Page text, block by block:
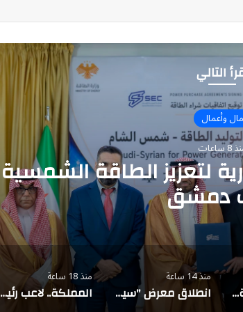
التالي
مال وأعمال
ساعات
لتعزيز الطاقة الشمسية
دمشق
"سابك" تفوز بجائزة دولية لابتكارها منتجًا مصممًا لسوق الطاقة الشمسية
منذ 14 ساعة
انطلاق معرض "سيريدو" العقاري مطلع سبتمبر في جدة
منذ 18 ساعة
المملكة.. لاعب رئيسي في معادلة الطاقة العالمية